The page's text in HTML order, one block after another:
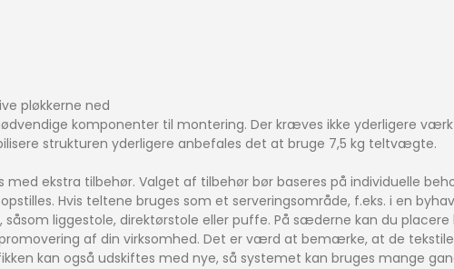
pløkkerne ned
komponenter til montering. Der kræves ikke yderligere
strukturen yderligere anbefales det at bruge 7,5 kg teltvægte.
med ekstra tilbehør. Valget af tilbehør bør baseres på individuelle
Hvis teltene bruges som et serveringsområde, f.eks. i en
såsom liggestole, direktørstole eller puffe. På sæderne kan du
af din virksomhed. Det er værd at bemærke, at de
kan også udskiftes med nye, så systemet kan bruges mange